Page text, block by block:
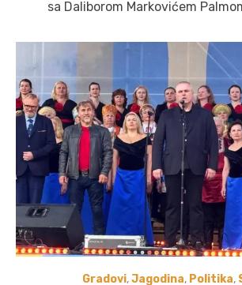
sa Daliborom Markovićem
Gradovi,Jagodina, Politika,